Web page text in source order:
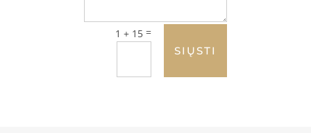
1 + 15 =
SIŲSTI